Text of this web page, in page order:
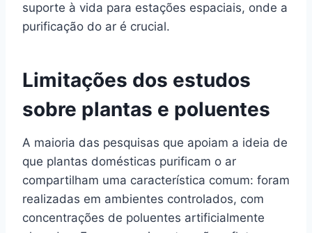
suporte à vida para estações espaciais, onde a
purificação do ar é crucial.
Limitações dos estudos
sobre plantas e poluentes
A maioria das pesquisas que apoiam a ideia de
que plantas domésticas purificam o ar
compartilham uma característica comum: foram
realizadas em ambientes controlados, com
concentrações de poluentes artificialmente